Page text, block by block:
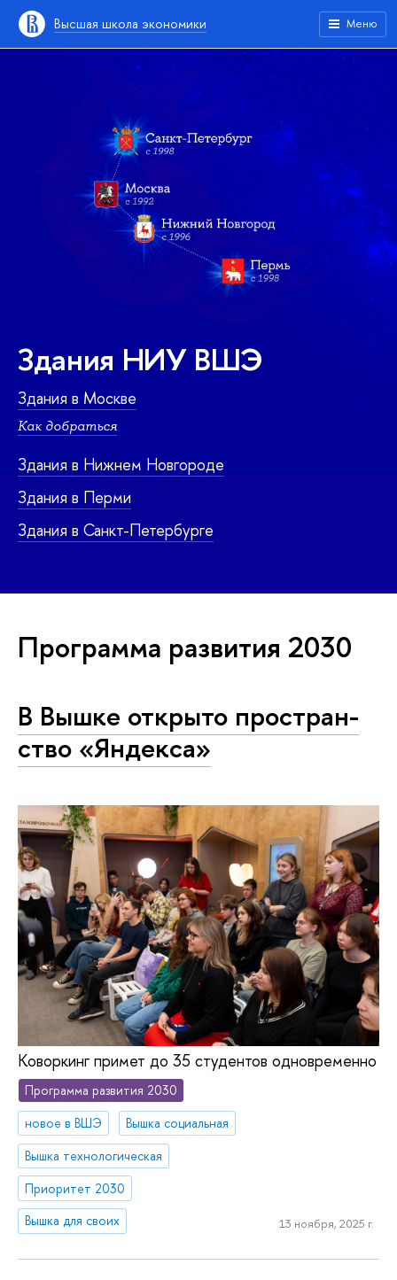
Высшая школа экономики Меню
Здания НИУ ВШЭ
Здания в Москве
Как добраться
Здания в Нижнем Новгороде
Здания в Перми
Здания в Санкт-Петербурге
Программа развития 2030
В Вышке открыто про­стран­
ство «Яндекса»
Коворкинг примет до 35 студентов одновременно
Программа развития 2030
новое в ВШЭ
Вышка социальная
Вышка технологическая
Приоритет 2030
Вышка для своих
13 ноября, 2025 г.